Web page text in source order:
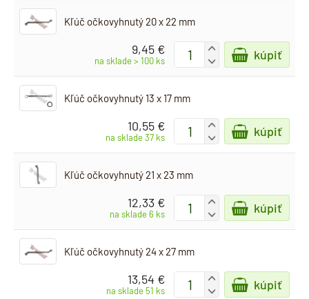
Kľúč očkovyhnutý 20 x 22 mm
9,45 €
na sklade > 100 ks
+
-
kúpiť
Kľúč očkovyhnutý 13 x 17 mm
10,55 €
na sklade 37 ks
+
-
kúpiť
Kľúč očkovyhnutý 21 x 23 mm
12,33 €
na sklade 6 ks
+
-
kúpiť
Kľúč očkovyhnutý 24 x 27 mm
13,54 €
na sklade 51 ks
+
-
kúpiť